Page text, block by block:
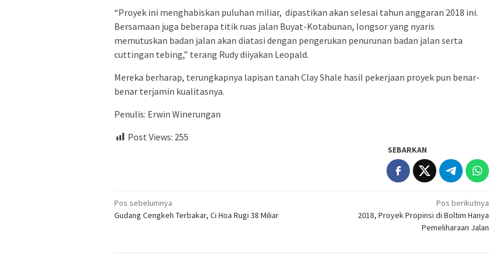
“Proyek ini menghabiskan puluhan miliar, dipastikan akan selesai tahun anggaran 2018 ini.
Bersamaan juga beberapa titik ruas jalan Buyat-Kotabunan, longsor yang nyaris
memutuskan badan jalan akan diatasi dengan pengerukan penurunan badan jalan serta
cuttingan tebing,” terang Rudy diiyakan Leopald.
Mereka berharap, terungkapnya lapisan tanah Clay Shale hasil pekerjaan proyek pun benar-
benar terjamin kualitasnya.
Penulis: Erwin Winerungan
Post Views: 255
SEBARKAN
Navigasi
pos
Pos sebelumnya
Gudang Cengkeh Terbakar, Ci Hoa Rugi 38 Miliar
Pos berikutnya
2018, Proyek Propinsi di Boltim Hanya
Pemeliharaan Jalan